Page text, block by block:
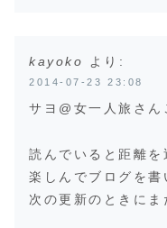
kayoko より:
2014-07-23 23:08
サヨ@女一人旅さん
読んでいると距離を
楽しんでブログを
次の更新のときにま